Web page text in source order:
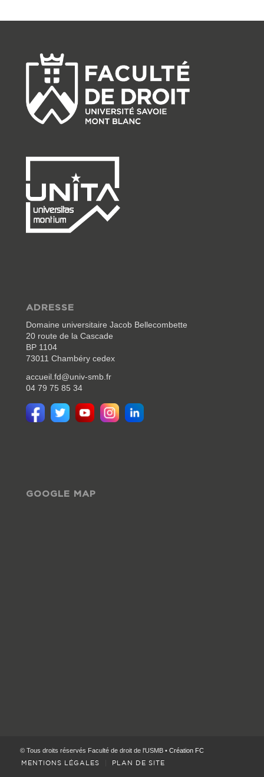
ADRESSE
Domaine universitaire Jacob Bellecombette
20 route de la Cascade
BP 1104
73011 Chambéry cedex
accueil.fd@univ-smb.fr
04 79 75 85 34
GOOGLE MAP
© Tous droits réservés Faculté de droit de l'USMB • Création FC
MENTIONS LÉGALES PLAN DE SITE